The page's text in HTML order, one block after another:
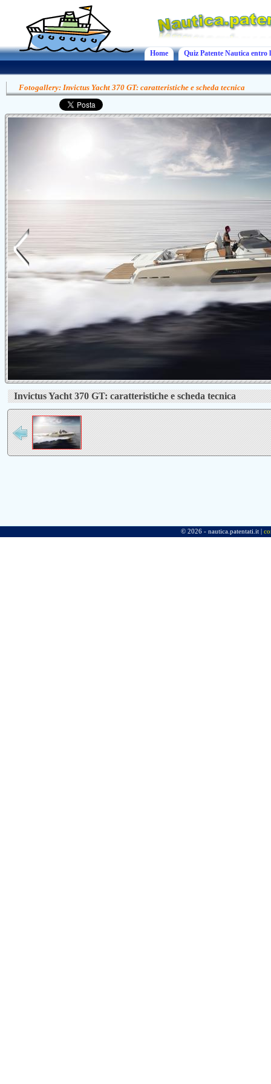
Home Quiz Patente Nautica entro
Fotogallery: Invictus Yacht 370 GT: caratteristiche e scheda tecnica
Invictus Yacht 370 GT: caratteristiche e scheda tecnica
© 2026 - nautica.patentati.it |